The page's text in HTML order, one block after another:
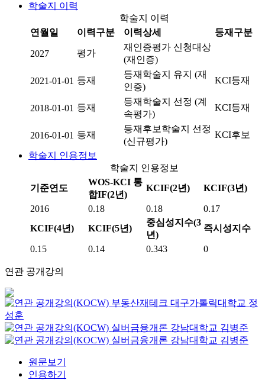
학술지 이력
학술지 이력
연월일
이력구분 이력상세 등재구분
2027 평가
재인증평가 신청대상
(재인증)
2021-01-01 등재
등재학술지 유지 (재
인증)
KCI등재
2018-01-01 등재
등재학술지 선정 (계
속평가)
KCI등재
2016-01-01 등재
등재후보학술지 선정
(신규평가)
KCI후보
학술지 인용정보
학술지 인용정보
기준연도
WOS-KCI 통
합IF(2년)
KCIF(2년) KCIF(3년)
2016 0.18 0.18
0.17
KCIF(4년)
KCIF(5년)
중심성지수(3
년)
즉시성지수
0.15 0.14 0.343 0
연관 공개강의
부동산재테크 대구가톨릭대학교 정
성훈
실버금융개론 강남대학교 김병준
실버금융개론 강남대학교 김병준
원문보기
인용하기